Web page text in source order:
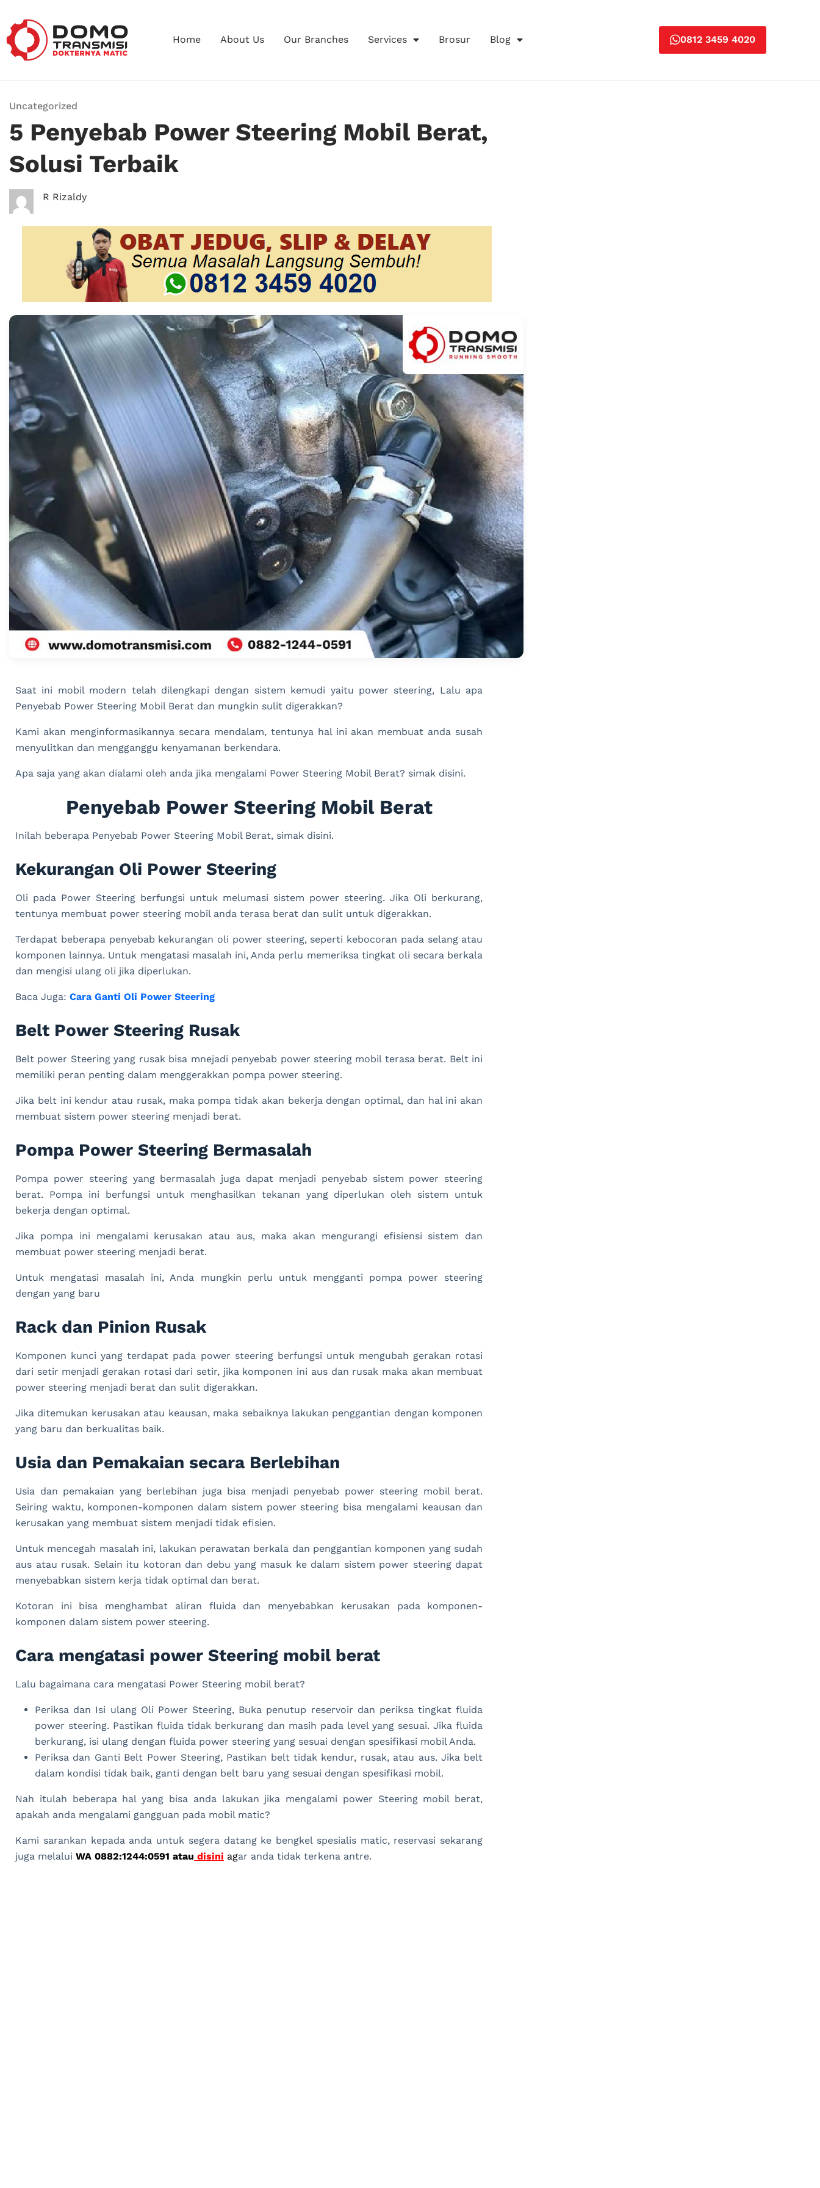
Home About Us Our Branches Services Brosur Blog 0812 3459 4020
Uncategorized
5 Penyebab Power Steering Mobil Berat,
Solusi Terbaik
R Rizaldy
Saat ini mobil modern telah dilengkapi dengan sistem kemudi yaitu power steering, Lalu apa
Penyebab Power Steering Mobil Berat dan mungkin sulit digerakkan?
Kami akan menginformasikannya secara mendalam, tentunya hal ini akan membuat anda susah
menyulitkan dan mengganggu kenyamanan berkendara.
Apa saja yang akan dialami oleh anda jika mengalami Power Steering Mobil Berat? simak disini.
Penyebab Power Steering Mobil Berat
Inilah beberapa Penyebab Power Steering Mobil Berat, simak disini.
Kekurangan Oli Power Steering
Oli pada Power Steering berfungsi untuk melumasi sistem power steering. Jika Oli berkurang,
tentunya membuat power steering mobil anda terasa berat dan sulit untuk digerakkan.
Terdapat beberapa penyebab kekurangan oli power steering, seperti kebocoran pada selang atau
komponen lainnya. Untuk mengatasi masalah ini, Anda perlu memeriksa tingkat oli secara berkala
dan mengisi ulang oli jika diperlukan.
Baca Juga: Cara Ganti Oli Power Steering
Belt Power Steering Rusak
Belt power Steering yang rusak bisa mnejadi penyebab power steering mobil terasa berat. Belt ini
memiliki peran penting dalam menggerakkan pompa power steering.
Jika belt ini kendur atau rusak, maka pompa tidak akan bekerja dengan optimal, dan hal ini akan
membuat sistem power steering menjadi berat.
Pompa Power Steering Bermasalah
Pompa power steering yang bermasalah juga dapat menjadi penyebab sistem power steering
berat. Pompa ini berfungsi untuk menghasilkan tekanan yang diperlukan oleh sistem untuk
bekerja dengan optimal.
Jika pompa ini mengalami kerusakan atau aus, maka akan mengurangi efisiensi sistem dan
membuat power steering menjadi berat.
Untuk mengatasi masalah ini, Anda mungkin perlu untuk mengganti pompa power steering
dengan yang baru
Rack dan Pinion Rusak
Komponen kunci yang terdapat pada power steering berfungsi untuk mengubah gerakan rotasi
dari setir menjadi gerakan rotasi dari setir, jika komponen ini aus dan rusak maka akan membuat
power steering menjadi berat dan sulit digerakkan.
Jika ditemukan kerusakan atau keausan, maka sebaiknya lakukan penggantian dengan komponen
yang baru dan berkualitas baik.
Usia dan Pemakaian secara Berlebihan
Usia dan pemakaian yang berlebihan juga bisa menjadi penyebab power steering mobil berat.
Seiring waktu, komponen-komponen dalam sistem power steering bisa mengalami keausan dan
kerusakan yang membuat sistem menjadi tidak efisien.
Untuk mencegah masalah ini, lakukan perawatan berkala dan penggantian komponen yang sudah
aus atau rusak. Selain itu kotoran dan debu yang masuk ke dalam sistem power steering dapat
menyebabkan sistem kerja tidak optimal dan berat.
Kotoran ini bisa menghambat aliran fluida dan menyebabkan kerusakan pada komponen-
komponen dalam sistem power steering.
Cara mengatasi power Steering mobil berat
Lalu bagaimana cara mengatasi Power Steering mobil berat?
Periksa dan Isi ulang Oli Power Steering, Buka penutup reservoir dan periksa tingkat fluida
power steering. Pastikan fluida tidak berkurang dan masih pada level yang sesuai. Jika fluida
berkurang, isi ulang dengan fluida power steering yang sesuai dengan spesifikasi mobil Anda.
Periksa dan Ganti Belt Power Steering, Pastikan belt tidak kendur, rusak, atau aus. Jika belt
dalam kondisi tidak baik, ganti dengan belt baru yang sesuai dengan spesifikasi mobil.
Nah itulah beberapa hal yang bisa anda lakukan jika mengalami power Steering mobil berat,
apakah anda mengalami gangguan pada mobil matic?
Kami sarankan kepada anda untuk segera datang ke bengkel spesialis matic, reservasi sekarang
juga melalui WA 0882:1244:0591 atau disini agar anda tidak terkena antre.